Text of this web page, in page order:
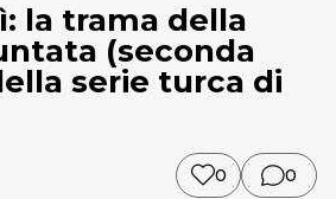
la trama della
(seconda
serie turca di
0 0